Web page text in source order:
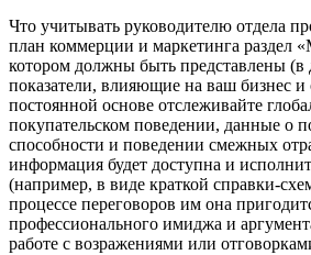
Что учитывать руководителю отдела
план коммерции и маркетинга раздел
котором должны быть представлены
показатели, влияющие на ваш бизнес и
постоянной основе отслеживайте
покупательском поведении, данные о
способности и поведении смежных
информация будет доступна и
(например, в виде краткой справки-
процессе переговоров им она
профессионального имиджа и
работе с возражениями или